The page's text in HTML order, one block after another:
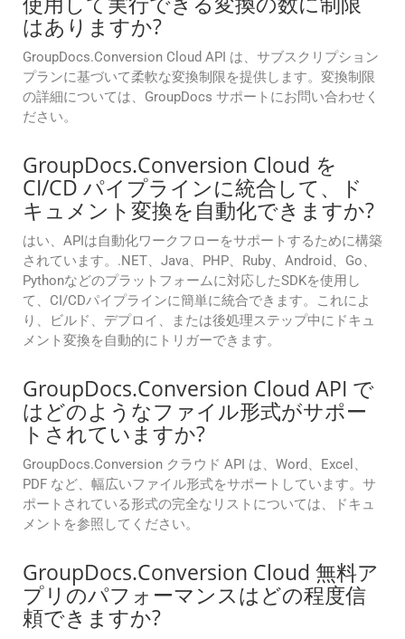
はありますか?
GroupDocs.Conversion Cloud API は、サブスクリプション
プランに基づいて柔軟な変換制限を提供します。変換制限
の詳細については、GroupDocs サポートにお問い合わせく
ださい。
GroupDocs.Conversion Cloud を
CI/CD パイプラインに統合して、ド
キュメント変換を自動化できますか?
はい、APIは自動化ワークフローをサポートするために構築
されています。.NET、Java、PHP、Ruby、Android、Go、
Pythonなどのプラットフォームに対応したSDKを使用し
て、CI/CDパイプラインに簡単に統合できます。これによ
り、ビルド、デプロイ、または後処理ステップ中にドキュ
メント変換を自動的にトリガーできます。
GroupDocs.Conversion Cloud API で
はどのようなファイル形式がサポー
トされていますか?
GroupDocs.Conversion クラウド API は、Word、Excel、
PDF など、幅広いファイル形式をサポートしています。サ
ポートされている形式の完全なリストについては、ドキュ
メントを参照してください。
GroupDocs.Conversion Cloud 無料ア
プリのパフォーマンスはどの程度信
頼できますか?